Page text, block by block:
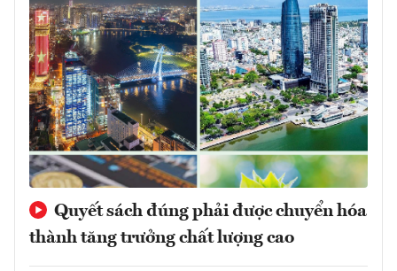
Quyết sách đúng phải được chuyển hóa
thành tăng trưởng chất lượng cao